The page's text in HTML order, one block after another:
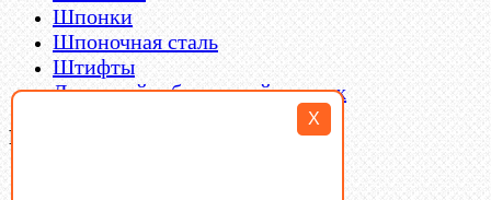
X
Шпонки
Шпоночная сталь
Штифты
Латунный и бронзовый крепеж
Filter By